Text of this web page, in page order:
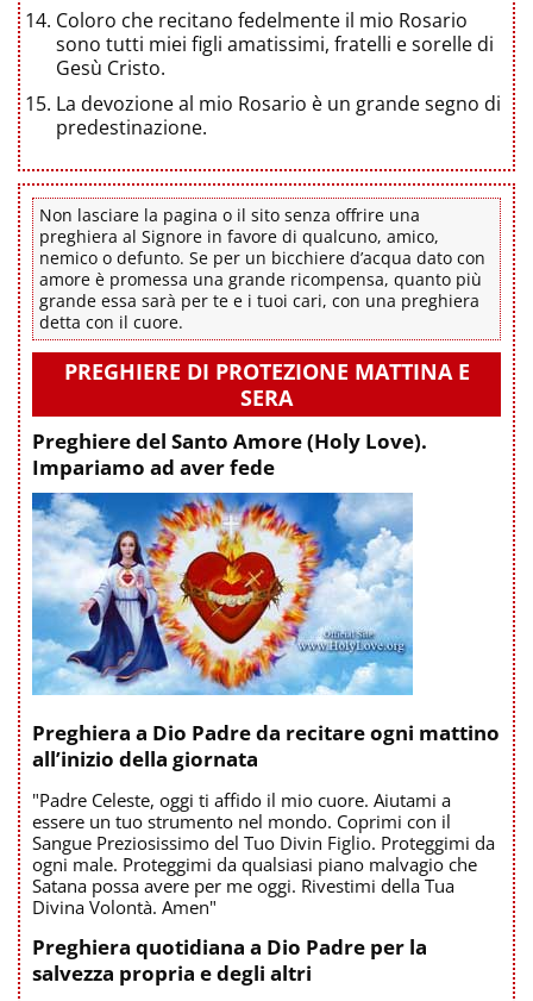
Coloro che recitano fedelmente il mio Rosario
sono tutti miei figli amatissimi, fratelli e sorelle di
Gesù Cristo.
La devozione al mio Rosario è un grande segno di
predestinazione.
Non lasciare la pagina o il sito senza offrire una
preghiera al Signore in favore di qualcuno, amico,
nemico o defunto. Se per un bicchiere d’acqua dato con
amore è promessa una grande ricompensa, quanto più
grande essa sarà per te e i tuoi cari, con una preghiera
detta con il cuore.
PREGHIERE DI PROTEZIONE MATTINA E
SERA
Preghiere del Santo Amore (Holy Love).
Impariamo ad aver fede
Preghiera a Dio Padre da recitare ogni mattino
all’inizio della giornata
"Padre Celeste, oggi ti affido il mio cuore. Aiutami a
essere un tuo strumento nel mondo. Coprimi con il
Sangue Preziosissimo del Tuo Divin Figlio. Proteggimi da
ogni male. Proteggimi da qualsiasi piano malvagio che
Satana possa avere per me oggi. Rivestimi della Tua
Divina Volontà. Amen"
Preghiera quotidiana a Dio Padre per la
salvezza propria e degli altri